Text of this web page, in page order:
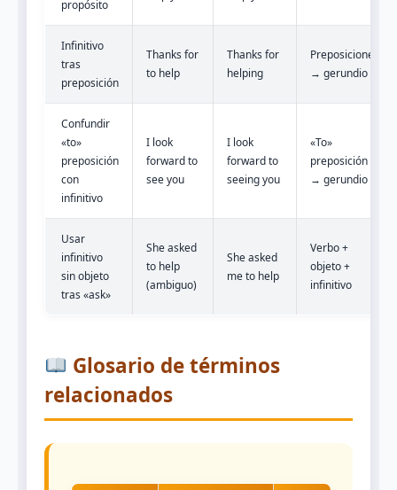
propósito
Infinitivo
tras
preposición
Thanks for
to help
Thanks for
helping
Preposiciones
→ gerundio
Confundir
«to»
preposición
con
infinitivo
I look
forward to
see you
I look
forward to
seeing you
«To»
preposición
→ gerundio
Usar
infinitivo
sin objeto
tras «ask»
She asked
to help
(ambiguo)
She asked
me to help
Verbo +
objeto +
infinitivo
Glosario de términos
relacionados